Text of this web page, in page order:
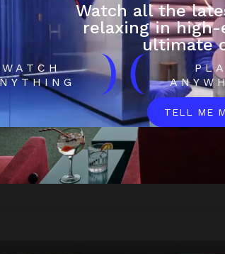
Watch all the
relaxing in high-
ultimate
WATCH
) (
TELL ME